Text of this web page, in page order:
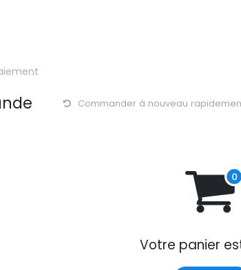
Commander à nouveau
Votre panier